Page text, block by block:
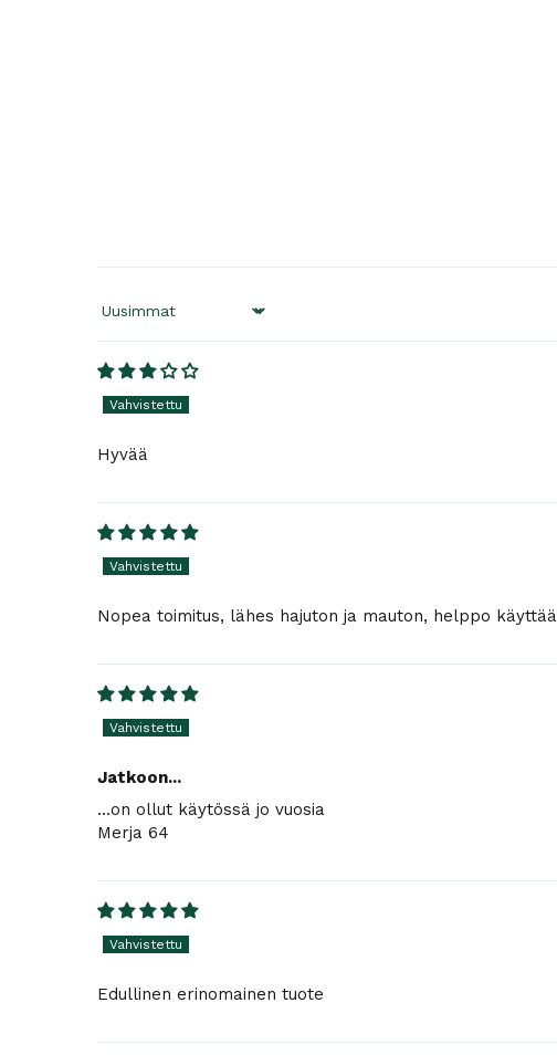
Sort by
Hyvää
Nopea toimitus, lähes hajuton ja mauton, helppo käyttää
Jatkoon...
...on ollut käytössä jo vuosia
Merja 64
Edullinen erinomainen tuote